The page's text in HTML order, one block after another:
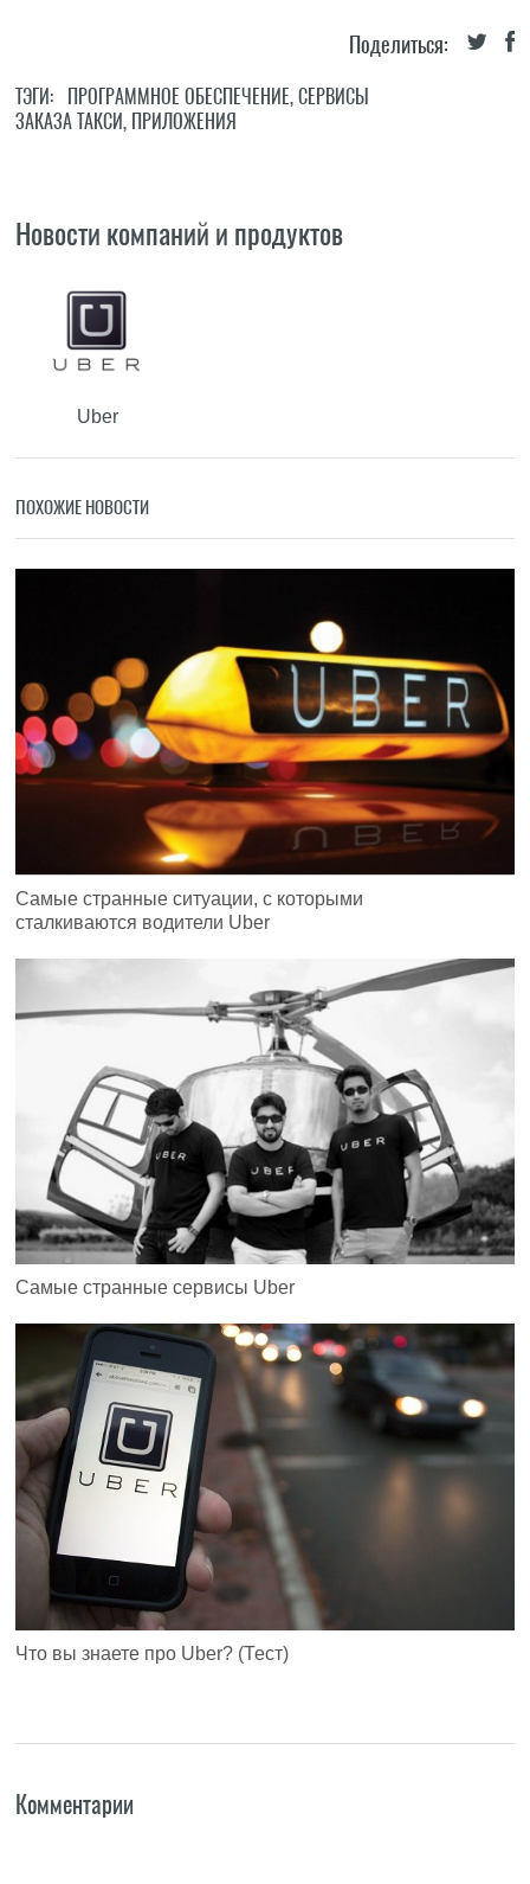
Поделиться:
ТЭГИ: ПРОГРАММНОЕ ОБЕСПЕЧЕНИЕ,СЕРВИСЫ
ЗАКАЗА ТАКСИ, ПРИЛОЖЕНИЯ
Новости компаний и продуктов
Uber
ПОХОЖИЕ НОВОСТИ
Самые странные ситуации, с которыми
сталкиваются водители Uber
Самые странные сервисы Uber
Что вы знаете про Uber? (Тест)
Комментарии